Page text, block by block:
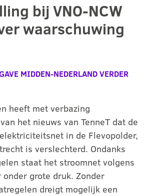
bij VNO-NCW
waarschuwing
MIDDEN-NEDERLAND VERDER
heeft met verbazing
het nieuws van TenneT dat de
in de Flevopolder,
is verslechterd. Ondanks
staat het stroomnet volgens
onder grote druk. Zonder
dreigt mogelijk een